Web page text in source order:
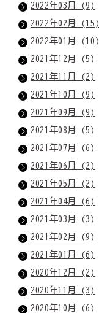
2022年03月 (9)
2022年02月 (15)
2022年01月 (10)
2021年12月 (5)
2021年11月 (2)
2021年10月 (9)
2021年09月 (9)
2021年08月 (5)
2021年07月 (6)
2021年06月 (2)
2021年05月 (2)
2021年04月 (6)
2021年03月 (3)
2021年02月 (9)
2021年01月 (6)
2020年12月 (2)
2020年11月 (3)
2020年10月 (6)